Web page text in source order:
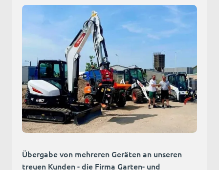
Übergabe von mehreren Geräten an unseren
treuen Kunden - die Firma Garten- und